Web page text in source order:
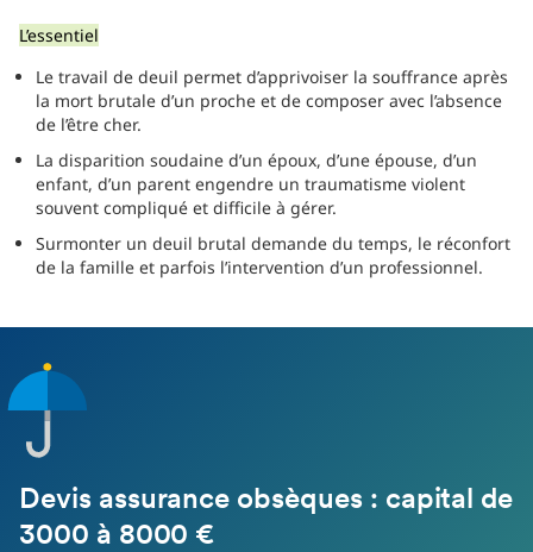
L’essentiel
Le travail de deuil permet d’apprivoiser la souffrance après
la mort brutale d’un proche et de composer avec l’absence
de l’être cher.
La disparition soudaine d’un époux, d’une épouse, d’un
enfant, d’un parent engendre un traumatisme violent
souvent compliqué et difficile à gérer.
Surmonter un deuil brutal demande du temps, le réconfort
de la famille et parfois l’intervention d’un professionnel.
Devis assurance obsèques : capital de
3000 à 8000 €